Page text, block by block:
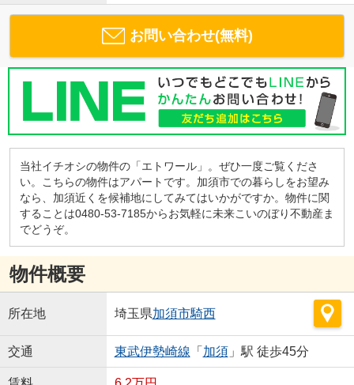
お問い合わせ(無料)
当社イチオシの物件の「エトワール」。ぜひ一度ご覧くださ
い。こちらの物件はアパートです。加須市での暮らしをお望み
なら、加須近くを候補地にしてみてはいかがですか。物件に関
することは0480-53-7185からお気軽に未来こいのぼり不動産ま
でどうぞ。
物件概要
所在地 埼玉県加須市騎西
交通 東武伊勢崎線 「 加須」駅 徒歩45分